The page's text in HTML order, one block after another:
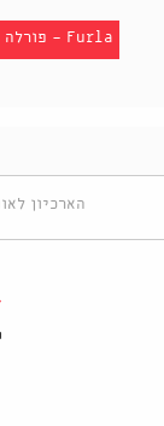
Furla - פורלה
הארכיון